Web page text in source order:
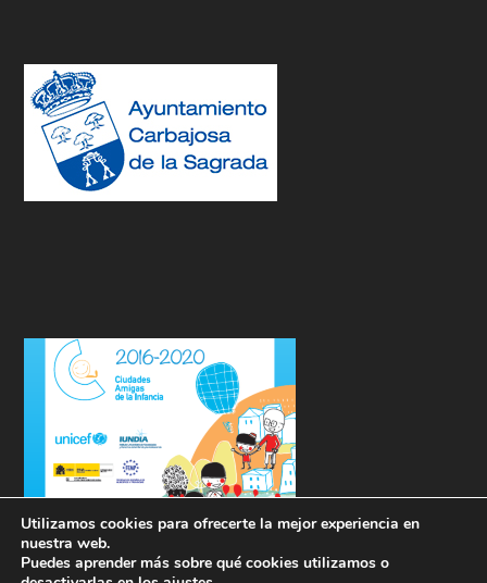
Utilizamos cookies para ofrecerte la mejor experiencia en
nuestra web.
Puedes aprender más sobre qué cookies utilizamos o